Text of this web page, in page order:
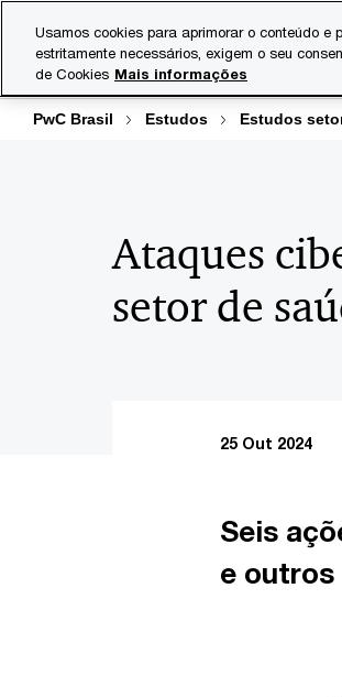
content
footer
PwC Brasil Estudos Estudos
Ataques
setor de
25 Out 2024
Seis
e
Usamos cookies para aprimorar o conteúdo e
estritamente necessários, exigem o seu
de Cookies Mais informações